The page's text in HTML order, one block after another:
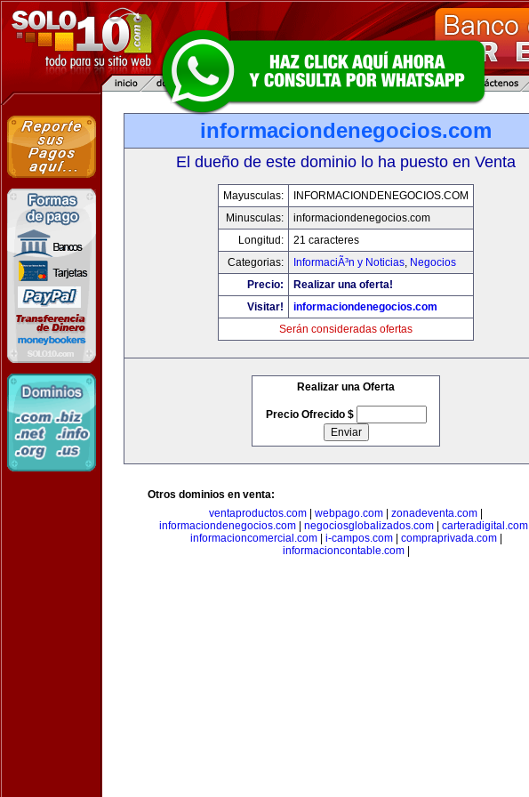
informaciondenegocios.com
El dueño de este dominio lo ha puesto en Venta
Mayusculas:
INFORMACIONDENEGOCIOS.COM
Minusculas:
informaciondenegocios.com
Longitud:
21 caracteres
Categorias:
InformaciÃ³n y Noticias, Negocios
Precio:
Realizar una oferta!
Visitar!
informaciondenegocios.com
Serán consideradas ofertas
Realizar una Oferta
Precio Ofrecido $
Otros dominios en venta:
ventaproductos.com
webpago.com zonadeventa.com
informaciondenegocios.com| negociosglobalizados.com| carteradigital.com|
informacioncomercial.com| i-campos.com| compraprivada.com|
informacioncontable.com|